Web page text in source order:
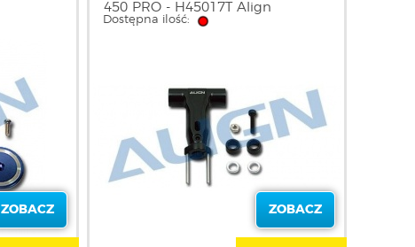
ZOBACZ
450 PRO - H45017T Align
Dostępna ilość:
ZOBACZ